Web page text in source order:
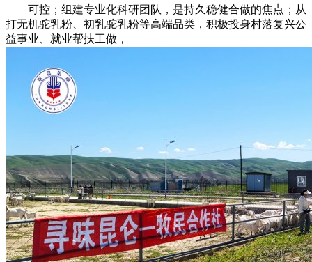
可控；组建专业化科研团队，是持久稳健合做的焦点；从
打无机驼乳粉、初乳驼乳粉等高端品类，积极投身村落复兴公
益事业、就业帮扶工做，